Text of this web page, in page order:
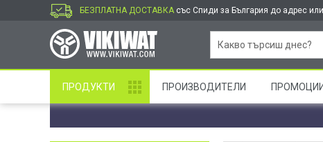
БЕЗПЛАТНА ДОСТАВКА със Спиди за България до адрес
ПРОДУКТИ ПРОИЗВОДИТЕЛИ ПРОМОЦИИ